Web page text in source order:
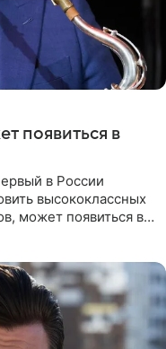
появиться в
в России
высококлассных
может появиться в